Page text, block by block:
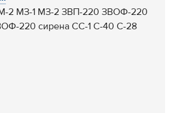
2 МЗ-1 МЗ-2 ЗВП-220 ЗВОФ-220
220 сирена СС-1 С-40 С-28